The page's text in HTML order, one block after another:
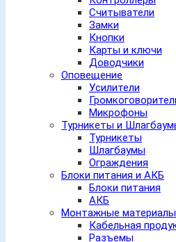
Считыватели
Замки
Кнопки
Карты и ключи
Доводчики
Оповещение
Усилители
Микрофоны
Турникеты и
Турникеты
Шлагбаумы
Ограждения
Блоки питания и АКБ
Блоки питания
АКБ
Монтажные материалы
Кабельная
Разъемы